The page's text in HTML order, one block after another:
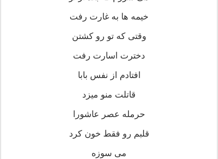
خیمه ها به غارت رفت
وقتی که تو رو کشتن
دخترت اسارت رفت
افتادم از نفس بابا
قاتلت منو میزد
حرمله عصر عاشورا
قلبم رو فقط خون کرد
می سوزه